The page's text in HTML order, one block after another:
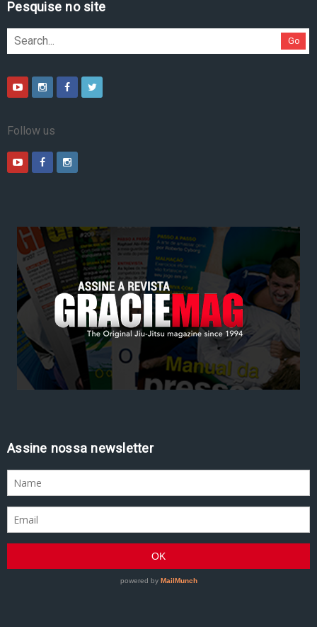
Pesquise no site
Go
Follow us
Assine nossa newsletter